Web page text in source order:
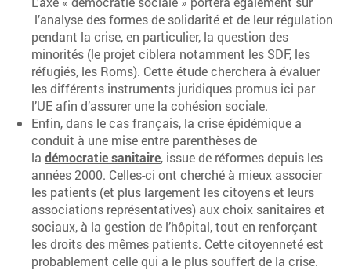
l’analyse des formes de solidarité et de leur régulation
pendant la crise, en particulier, la question des
minorités (le projet ciblera notamment les SDF, les
réfugiés, les Roms). Cette étude cherchera à évaluer
les différents instruments juridiques promus ici par
l’UE afin d’assurer une la cohésion sociale.
Enfin, dans le cas français, la crise épidémique a
conduit à une mise entre parenthèses de
la démocratie sanitaire, issue de réformes depuis les
années 2000. Celles-ci ont cherché à mieux associer
les patients (et plus largement les citoyens et leurs
associations représentatives) aux choix sanitaires et
sociaux, à la gestion de l’hôpital, tout en renforçant
les droits des mêmes patients. Cette citoyenneté est
probablement celle qui a le plus souffert de la crise.